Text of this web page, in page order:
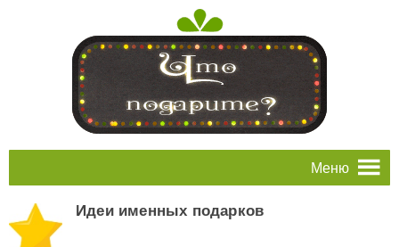
Меню
Идеи именных подарков